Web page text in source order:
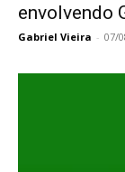
envolvendo
Gabriel Vieira - 07/